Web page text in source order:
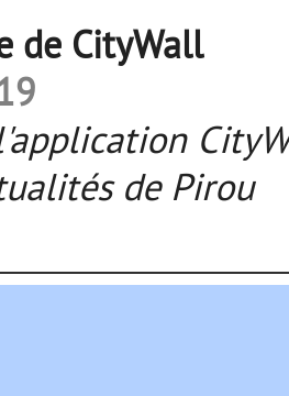
de CityWall
de Pirou